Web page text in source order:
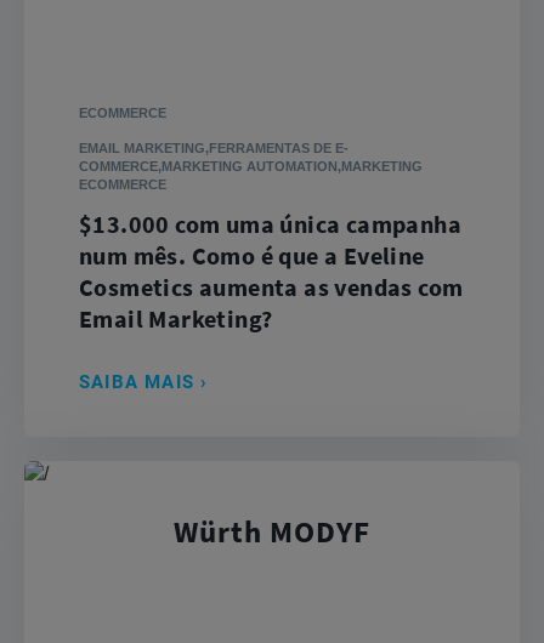
ECOMMERCE
EMAIL MARKETING,FERRAMENTAS DE E-
COMMERCE,MARKETING AUTOMATION,MARKETING
ECOMMERCE
$13.000 com uma única campanha
num mês. Como é que a Eveline
Cosmetics aumenta as vendas com
Email Marketing?
SAIBA MAIS
Würth MODYF